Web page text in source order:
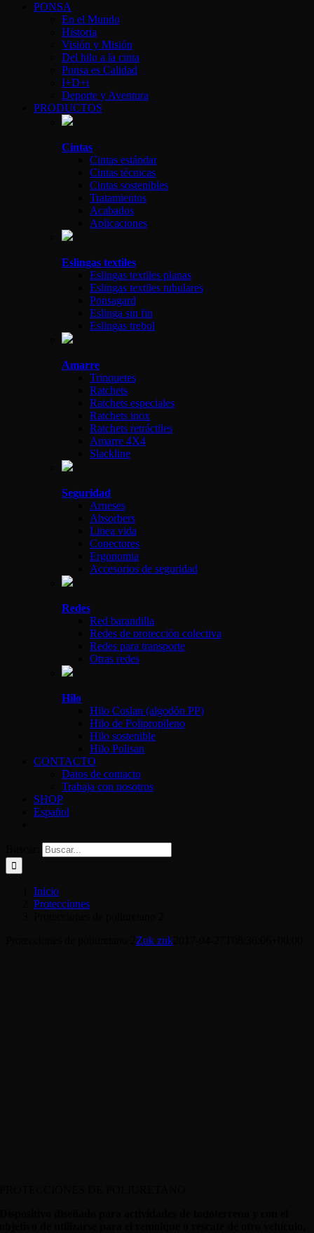
PONSA
En el Mundo
Historia
Visión y Misión
Del hilo a la cinta
Ponsa es Calidad
I+D+i
Deporte y Aventura
PRODUCTOS
Cintas
Cintas estándar
Cintas técnicas
Cintas sostenibles
Tratamientos
Acabados
Aplicaciones
Eslingas textiles
Eslingas textiles planas
Eslingas textiles tubulares
Ponsagard
Eslinga sin fin
Eslingas trebol
Amarre
Trinquetes
Ratchets
Ratchets especiales
Ratchets inox
Ratchets retráctiles
Amarre 4X4
Slackline
Seguridad
Arneses
Absorbers
Linea vida
Conectores
Ergonomia
Accesorios de seguridad
Redes
Red barandilla
Redes de protección colectiva
Redes para transporte
Otras redes
Hilo
Hilo Coslan (algodón PP)
Hilo de Polipropileno
Hilo sostenible
Hilo Polisan
CONTACTO
Datos de contacto
Trabaja con nosotros
SHOP
Español
Inicio
Protecciones
Zuk zuk